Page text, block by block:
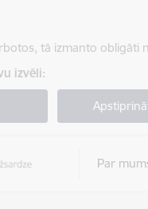
tā izmanto obligāti
izvēli:
Par